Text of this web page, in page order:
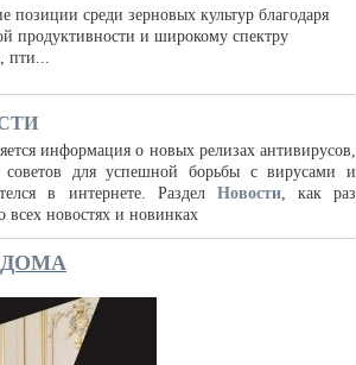
позиции среди зерновых культур благодаря
продуктивности и широкому спектру
пти...
информация о новых релизах антивирусов,
советов для успешной борьбы с вирусами и
в интернете. Раздел Новости, как раз
новостях и новинках
ДОМА